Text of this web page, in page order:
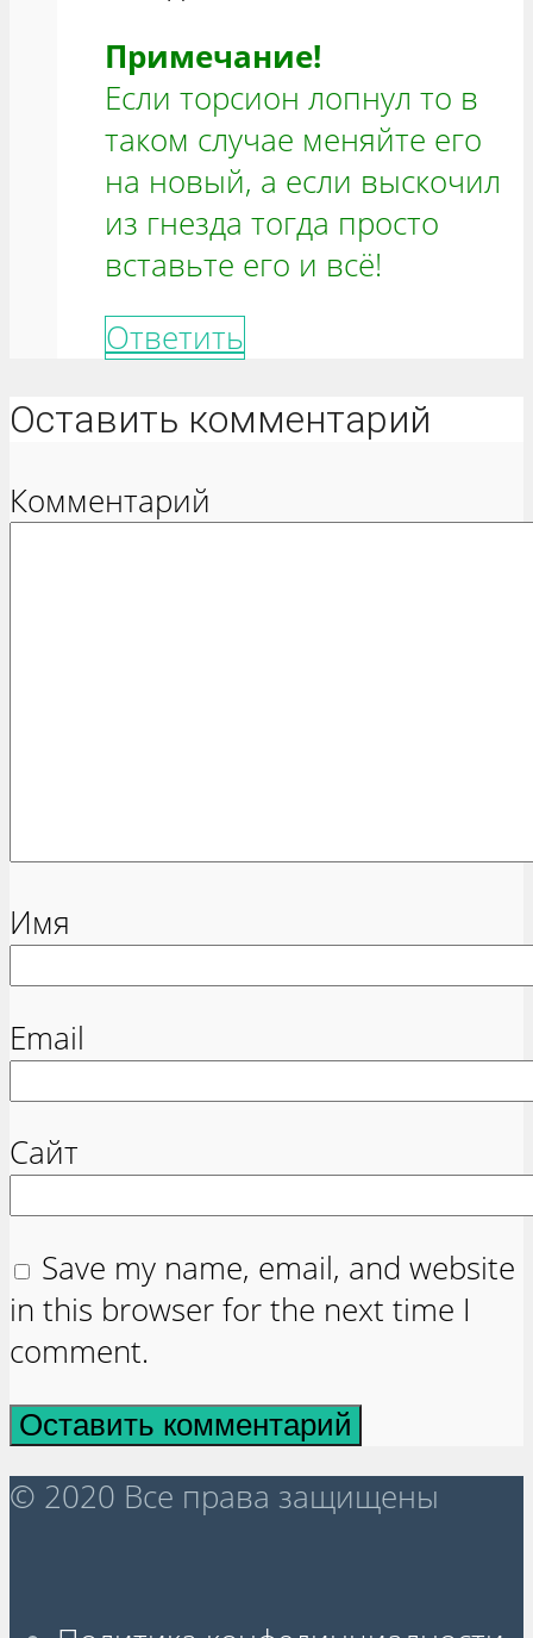
Примечание!
Если торсион лопнул то в
таком случае меняйте его
на новый, а если выскочил
из гнезда тогда просто
вставьте его и всё!
Ответить
Оставить комментарий
Комментарий
Имя
Email
Сайт
Save my name, email, and website
in this browser for the next time I
comment.
© 2020 Все права защищены